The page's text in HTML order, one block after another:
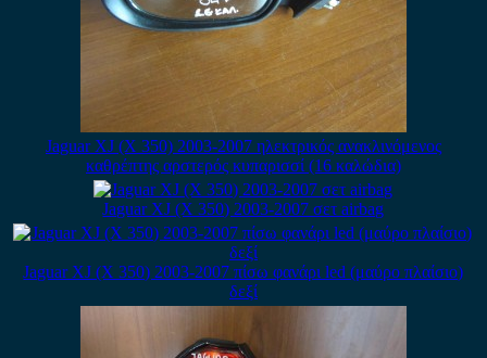
Jaguar XJ (X 350) 2003-2007 ηλεκτρικός ανακλινόμενος
καθρέπτης αρστερός κυπαρισσί (16 καλώδια)
Jaguar XJ (X 350) 2003-2007 σετ airbag
Jaguar XJ (X 350) 2003-2007 πίσω φανάρι led (μαύρο πλαίσιο)
δεξί